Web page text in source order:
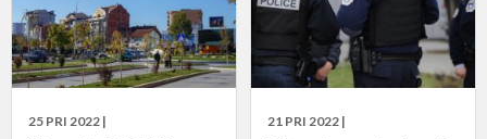
25 PRI 2022 | 21 PRI 2022 |